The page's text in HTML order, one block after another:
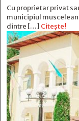
Cu proprietar privat
municipiul
dintre […] Citește!